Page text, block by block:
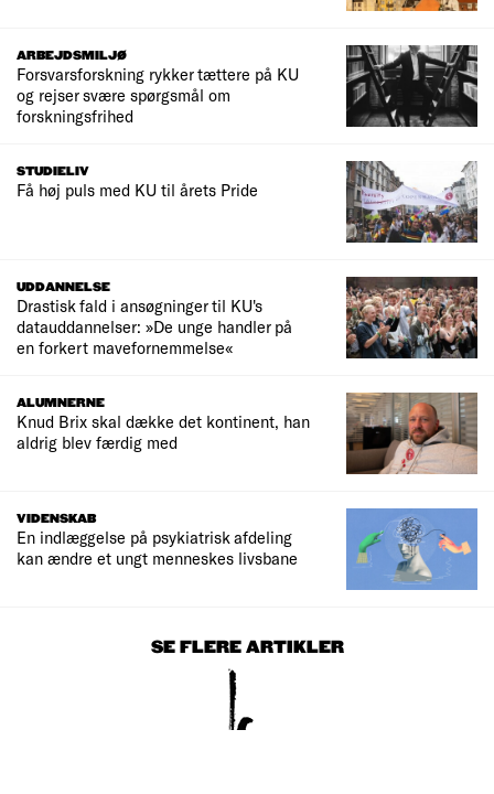
ARBEJDSMILJØ
Forsvarsforskning rykker tættere på KU
og rejser svære spørgsmål om
forskningsfrihed
STUDIELIV
Få høj puls med KU til årets Pride
UDDANNELSE
Drastisk fald i ansøgninger til KU's
datauddannelser: »De unge handler på
en forkert mavefornemmelse«
ALUMNERNE
Knud Brix skal dække det kontinent, han
aldrig blev færdig med
VIDENSKAB
En indlæggelse på psykiatrisk afdeling
kan ændre et ungt menneskes livsbane
SE FLERE ARTIKLER